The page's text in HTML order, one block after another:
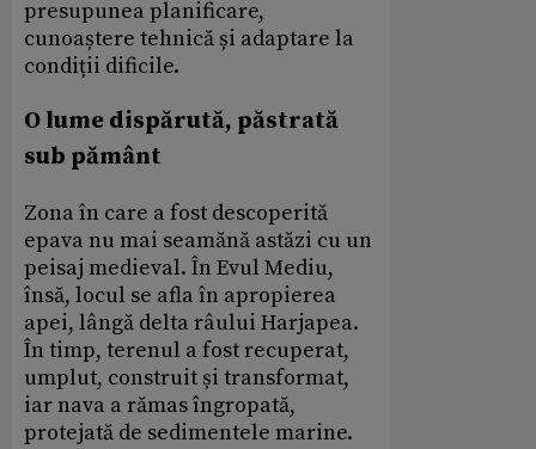
presupunea planificare,
cunoaștere tehnică și adaptare la
condiții dificile.
O lume dispărută, păstrată
sub pământ
Zona în care a fost descoperită
epava nu mai seamănă astăzi cu un
peisaj medieval. În Evul Mediu,
însă, locul se afla în apropierea
apei, lângă delta râului Harjapea.
În timp, terenul a fost recuperat,
umplut, construit și transformat,
iar nava a rămas îngropată,
protejată de sedimentele marine.